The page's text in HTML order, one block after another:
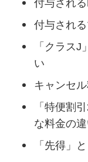
付与され
付与され
「クラス
い
キャンセ
「特便割
な料金の
「先得」